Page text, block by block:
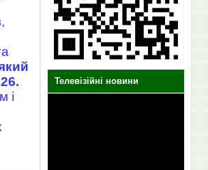
і
Телевізійні новини